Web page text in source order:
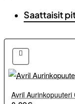
Saattaisit
Avril